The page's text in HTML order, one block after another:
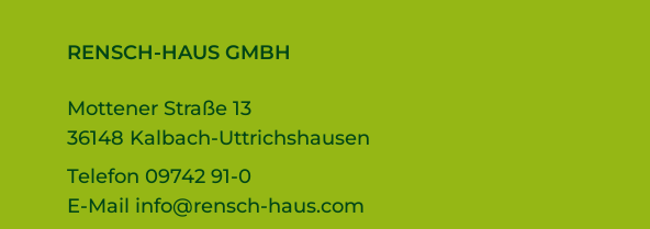
RENSCH-HAUS GMBH
Mottener Straße 13
36148 Kalbach-Uttrichshausen
Telefon 09742 91-0
E-Mail info@rensch-haus.com